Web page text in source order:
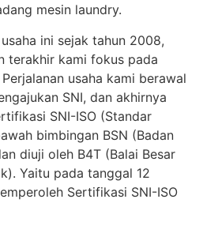
mesin laundry.
ini sejak tahun 2008,
terakhir kami fokus pada
usaha kami berawal
SNI, dan akhirnya
SNI-ISO (Standar
bimbingan BSN (Badan
diuji oleh B4T (Balai Besar
Yaitu pada tanggal 12
Sertifikasi SNI-ISO